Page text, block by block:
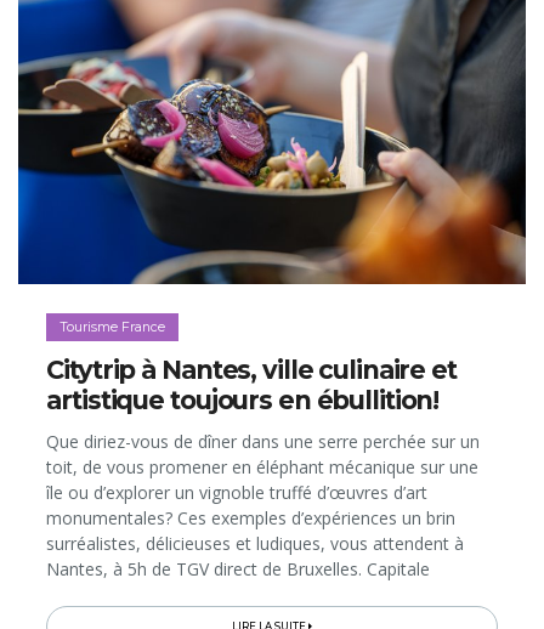
Tourisme France
Citytrip à Nantes, ville culinaire et
artistique toujours en ébullition!
Que diriez-vous de dîner dans une serre perchée sur un
toit, de vous promener en éléphant mécanique sur une
île ou d’explorer un vignoble truffé d’œuvres d’art
monumentales? Ces exemples d’expériences un brin
surréalistes, délicieuses et ludiques, vous attendent à
Nantes, à 5h de TGV direct de Bruxelles. Capitale
reconnue pour son audace...LIRE LA SUITE